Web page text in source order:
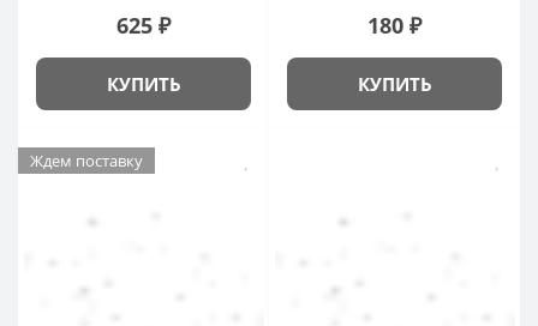
625 ₽
КУПИТЬ
180 ₽
КУПИТЬ
Ждем поставку